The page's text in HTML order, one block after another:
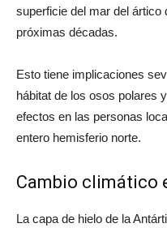
superficie del mar del ártico
próximas décadas.
Esto tiene implicaciones
hábitat de los osos polares
efectos en las personas
entero hemisferio norte.
Cambio climático
La capa de hielo de la